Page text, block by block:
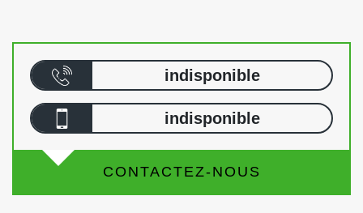
indisponible
indisponible
CONTACTEZ-NOUS